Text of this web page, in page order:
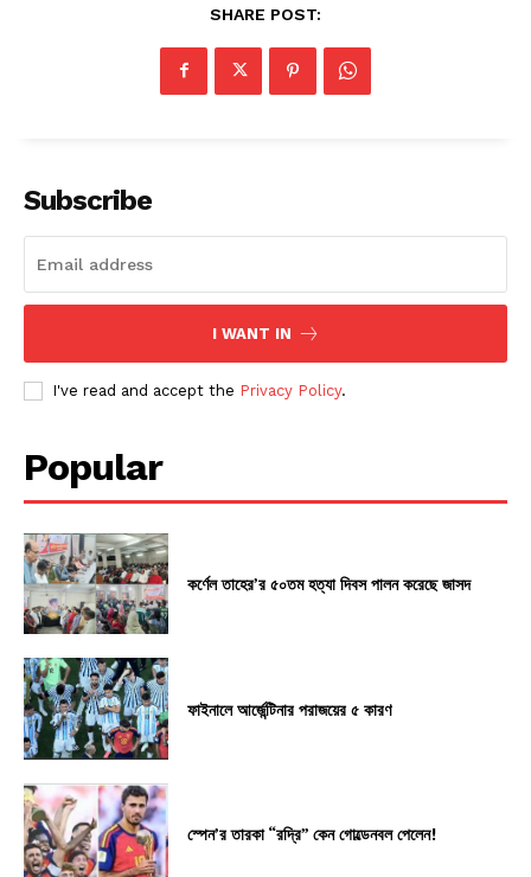
SHARE POST:
Subscribe
I WANT IN
I've read and accept the Privacy Policy.
Popular
কর্ণেল তাহের’র ৫০তম হত্যা দিবস পালন করেছে জাসদ
ফাইনালে আর্জেন্টিনার পরাজয়ের ৫ কারণ
স্পেন’র তারকা “রদ্রি” কেন গোল্ডেনবল পেলেন!